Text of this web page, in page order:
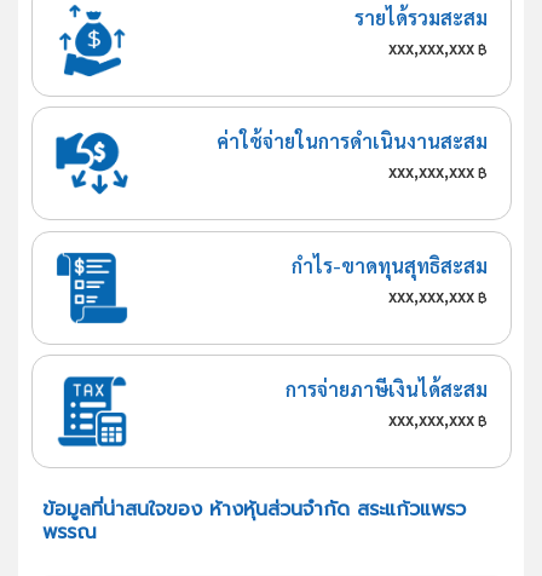
รายได้รวมสะสม
xxx,xxx,xxx฿
ค่าใช้จ่ายในการดำเนินงานสะสม
xxx,xxx,xxx฿
กำไร-ขาดทุนสุทธิสะสม
xxx,xxx,xxx฿
การจ่ายภาษีเงินได้สะสม
xxx,xxx,xxx฿
ข้อมูลที่น่าสนใจของ ห้างหุ้นส่วนจำกัด สระแก้วแพรว
พรรณ